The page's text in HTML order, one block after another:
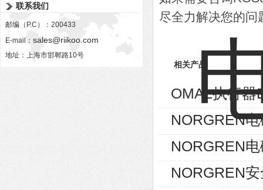
联系我们
邮编（P.C）：200433
E-mail： sales@riikoo.com
地址：上海市邯郸路10号
尽全力解决您的问
相关产品
OMAL执行器
NORGREN
NORGREN
NORGREN